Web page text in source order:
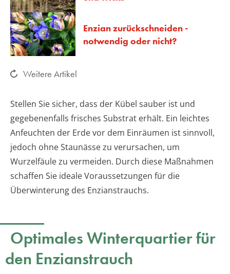
Enzian zurückschneiden -
notwendig oder nicht?
Weitere Artikel
Stellen Sie sicher, dass der Kübel sauber ist und
gegebenenfalls frisches Substrat erhält. Ein leichtes
Anfeuchten der Erde vor dem Einräumen ist sinnvoll,
jedoch ohne Staunässe zu verursachen, um
Wurzelfäule zu vermeiden. Durch diese Maßnahmen
schaffen Sie ideale Voraussetzungen für die
Überwinterung des Enzianstrauchs.
Optimales Winterquartier für
den Enzianstrauch